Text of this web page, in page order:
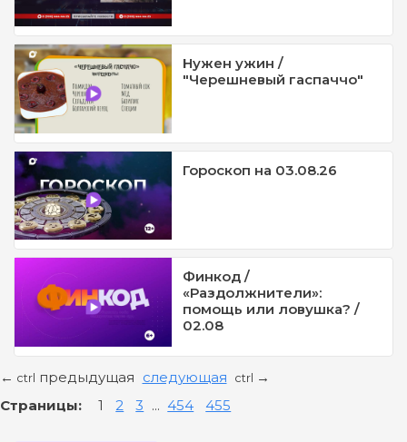
Нужен ужин /
"Черешневый гаспаччо"
Гороскоп на 03.08.26
Финкод /
«Раздолжнители»:
помощь или ловушка? /
02.08
← ctrl предыдущая следующая ctrl →
Страницы: 1 2 3 ... 454 455